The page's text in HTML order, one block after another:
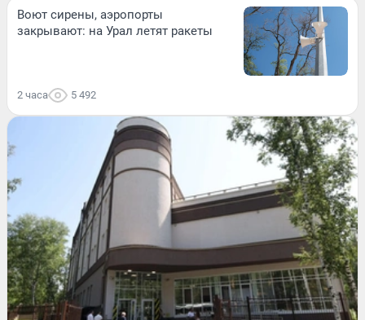
Воют сирены, аэропорты
закрывают: на Урал летят ракеты
2 часа 5 492